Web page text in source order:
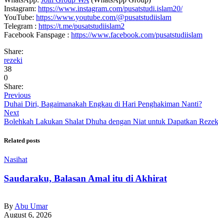
Instagram: https://www.instagram.com/pusatstudi.islam20/
YouTube: https://www.youtube.com/@pusatstudiislam
Telegram : https://t.me/pusatstudiislam2
Facebook Fanspage : https://www.facebook.com/pusatstudiislam
Share:
rezeki
38
0
Share:
Previous
Duhai Diri, Bagaimanakah Engkau di Hari Penghakiman Nanti?
Next
Bolehkah Lakukan Shalat Dhuha dengan Niat untuk Dapatkan
Related posts
Nasihat
Saudaraku, Balasan Amal itu di Akhirat
By Abu Umar
August 6, 2026